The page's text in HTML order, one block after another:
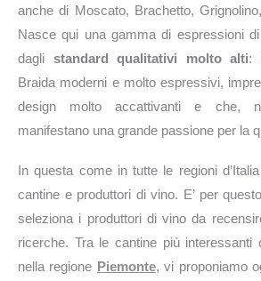
anche di Moscato, Brachetto,
Nasce qui una gamma di espressioni
dagli standard qualitativi molto alti:
Braida moderni e molto espressivi,
design molto accattivanti e che,
manifestano una grande passione per la
In questa come in tutte le regioni
cantine e produttori di vino. E’ per
seleziona i produttori di vino da
ricerche. Tra le cantine più interessanti
nella regione Piemonte, vi proponiamo